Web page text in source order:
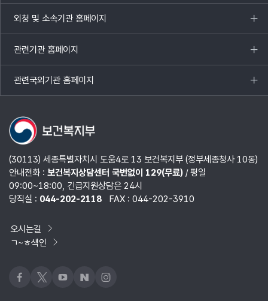
열기
외청 및 소속기관 홈페이지
목록
열기
관련기관 홈페이지
목록
열기
관련국외기관 홈페이지
목록
열기
(30113) 세종특별자치시 도움4로 13 보건복지부 (정부세종청사 10동)
안내전화 : 보건복지상담센터 국번없이 129(무료)/ 평일
09:00~18:00, 긴급지원상담은 24시
당직실 : 044-202-2118 FAX : 044-202-3910
오시는길
ㄱ~ㅎ색인
페이스북
x 유튜브네이버블로그
인스타그램